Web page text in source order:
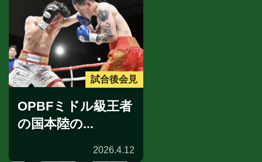
試合後会見
OPBFミドル級王者
の国本陸の...
2026.4.12